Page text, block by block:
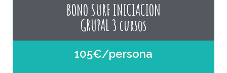
BONO SURF INICIACION
GRUPAL 3 cursos
105€/persona